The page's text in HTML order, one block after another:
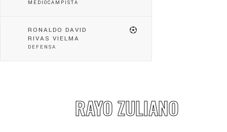
MEDIOCAMPISTA
RONALDO DAVID
RIVAS VIELMA
DEFENSA
RAYO ZULIANO